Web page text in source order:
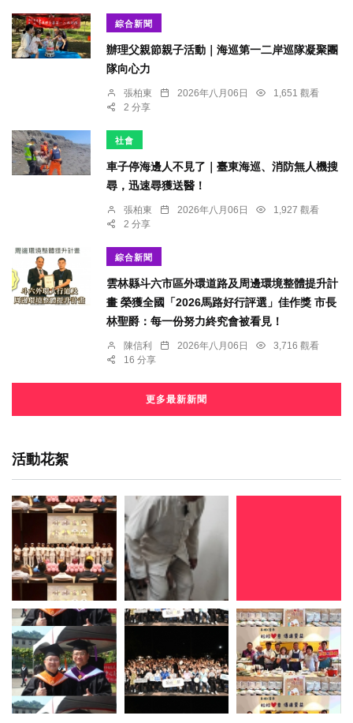
綜合新聞
辦理父親節親子活動｜海巡第一二岸巡隊凝聚團
隊向心力
張柏東 2026年八月06日
1,651 觀看
2 分享
社會
車子停海邊人不見了｜臺東海巡、消防無人機搜
尋，迅速尋獲送醫！
張柏東 2026年八月06日
1,927 觀看
2 分享
綜合新聞
雲林縣斗六市區外環道路及周邊環境整體提升計
畫 榮獲全國「2026馬路好行評選」佳作獎 市長
林聖爵：每一份努力終究會被看見！
陳信利 2026年八月06日
3,716 觀看
16 分享
更多最新新聞
活動花絮